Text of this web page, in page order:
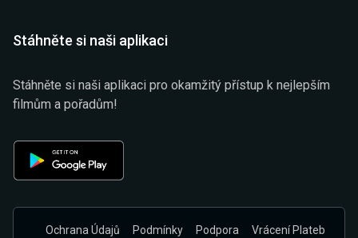
Stáhněte si naši aplikaci
Stáhněte si naši aplikaci pro okamžitý přístup k nejlepším
filmům a pořadům!
Ochrana Údajů Podmínky Podpora
Vrácení Plateb